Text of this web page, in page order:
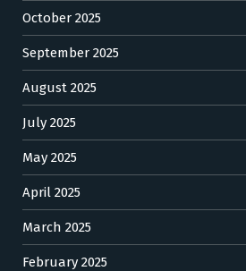
October 2025
September 2025
August 2025
July 2025
May 2025
April 2025
March 2025
February 2025